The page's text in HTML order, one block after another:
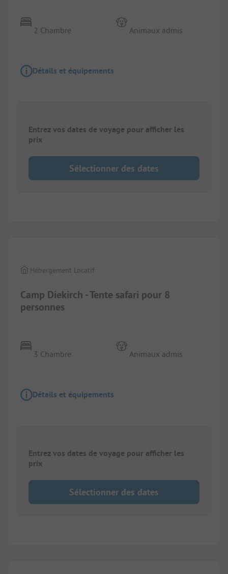
2 Chambre Animaux admis
Détails et équipements
Entrez vos dates de voyage pour afficher les
prix
Sélectionner des dates
Camp Diekirch - Tente safari pour 8
personnes
Hébergement Locatif
3 Chambre Animaux admis
Détails et équipements
Entrez vos dates de voyage pour afficher les
prix
Sélectionner des dates